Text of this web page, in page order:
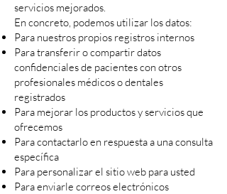
servicios mejorados.
En concreto, podemos utilizar los datos:
Para nuestros propios registros internos
Para transferir o compartir datos
confidenciales de pacientes con otros
profesionales médicos o dentales
registrados
Para mejorar los productos y servicios que
ofrecemos
Para contactarlo en respuesta a una consulta
específica
Para personalizar el sitio web para usted
Para enviarle correos electrónicos